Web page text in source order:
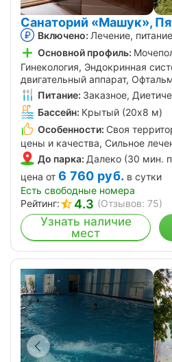
Санаторий «Машук»,
Включено: Лечение,
Основной профиль:
Гинекология, Эндокринная
двигательный аппарат,
Питание: Заказное,
Бассейн: Крытый (20х8 м)
Особенности: Своя
цены и качества, Сильное
До парка: Далеко (30 мин.
цена от 6 760 руб. в сутки
Есть свободные номера
Рейтинг:
4.3 (Отзывов: 75)
Узнать наличие
мест